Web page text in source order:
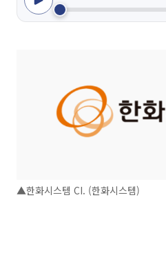
▲한화시스템 CI. (한화시스템)